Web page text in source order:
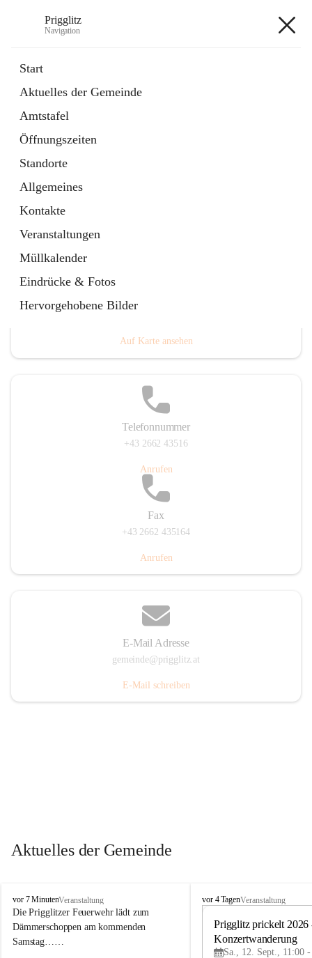
Prigglitz
Navigation
Start
Aktuelles der Gemeinde
Amtstafel
Öffnungszeiten
Standorte
Allgemeines
Kontakte
Veranstaltungen
Müllkalender
Eindrücke & Fotos
Hervorgehobene Bilder
Externe Webseite
in
Tab
Gemeindezeitung
Ordner
öffnet
in
neuem
Tab
Hauptadresse
Auf Karte ansehen
Telefonnummer
+43 2662 43516
Anrufen
Fax
+43 2662 435164
Anrufen
E-Mail Adresse
gemeinde@prigglitz.at
E-Mail schreiben
Aktuelles der Gemeinde
P
r
i
g
vor 7 MinutenVeranstaltung
Die Prigglitzer Feuerwehr lädt zum
Dämmerschoppen am kommenden
Samstag……
P
vor 4 TagenVeranstaltung
Prigglitz prickelt 2026
Konzertwanderung
Sa., 12. Sept., 11:00